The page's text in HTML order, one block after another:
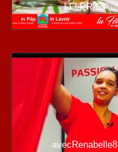
LFLPR-63
avecRenabelle8